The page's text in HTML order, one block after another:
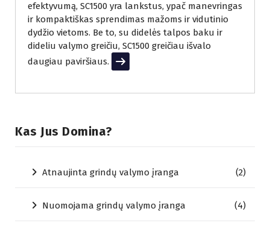
efektyvumą, SC1500 yra lankstus, ypač manevringas
ir kompaktiškas sprendimas mažoms ir vidutinio
dydžio vietoms. Be to, su didelės talpos baku ir
dideliu valymo greičiu, SC1500 greičiau išvalo
daugiau paviršiaus.
Read More
Kas Jus Domina?
Atnaujinta grindų valymo įranga (2)
Nuomojama grindų valymo įranga (4)